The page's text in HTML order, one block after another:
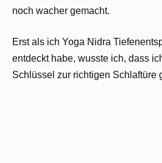
noch wacher gemacht.
Erst als ich Yoga Nidra
entdeckt habe, wusste ich, dass
Schlüssel zur richtigen Schlaftüre